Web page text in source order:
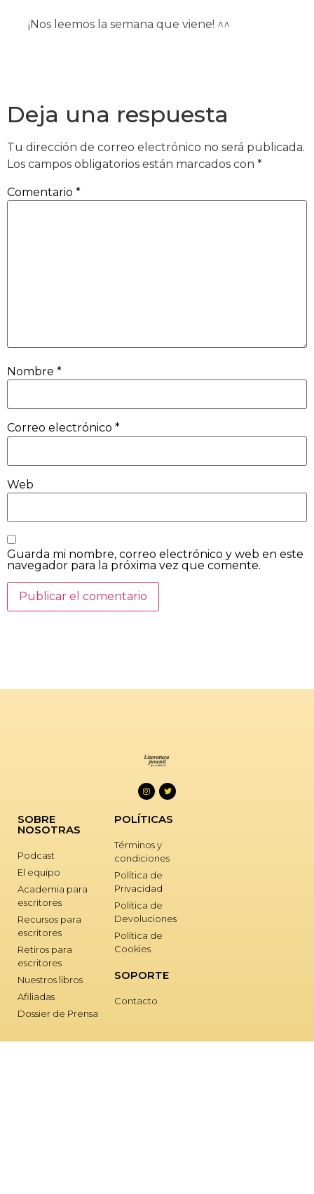
¡Nos leemos la semana que viene! ^^
Deja una respuesta
Tu dirección de correo electrónico no será publicada.
Los campos obligatorios están marcados con *
Comentario *
Nombre *
Correo electrónico *
Web
Guarda mi nombre, correo electrónico y web en este
navegador para la próxima vez que comente.
SOBRE
NOSOTRAS
Podcast
El equipo
Academia para
escritores
Recursos para
escritores
Retiros para
escritores
Nuestros libros
Afiliadas
Dossier de Prensa
POLÍTICAS
Términos y
condiciones
Política de
Privacidad
Política de
Devoluciones
Política de
Cookies
SOPORTE
Contacto